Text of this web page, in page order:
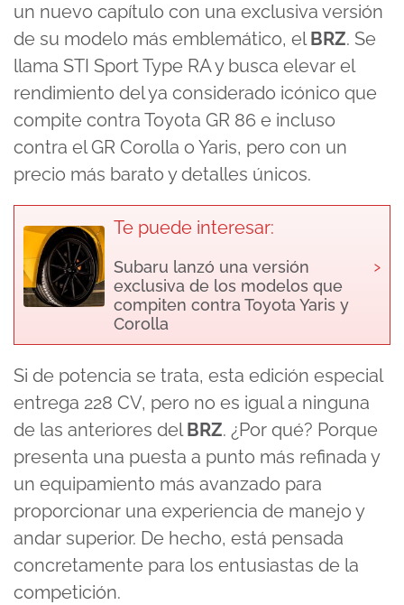
un nuevo capítulo con una exclusiva versión
de su modelo más emblemático, elBRZ. Se
llama STI Sport Type RA y busca elevar el
rendimiento del ya considerado icónico que
compite contra Toyota GR 86 e incluso
contra elGR Corolla o Yaris, pero con un
precio más barato y detalles únicos.
Te puede interesar:
Subaru lanzó una versión
exclusiva de los modelos que
compiten contra Toyota Yaris y
Corolla
›
Si de potencia se trata, esta edición especial
entrega 228 CV, pero no es igual a ninguna
de las anteriores delBRZ. ¿Por qué? Porque
presenta una puesta a punto más refinada y
un equipamiento más avanzado para
proporcionar una experiencia de manejo y
andar superior. De hecho, está pensada
concretamente para los entusiastas de la
competición.